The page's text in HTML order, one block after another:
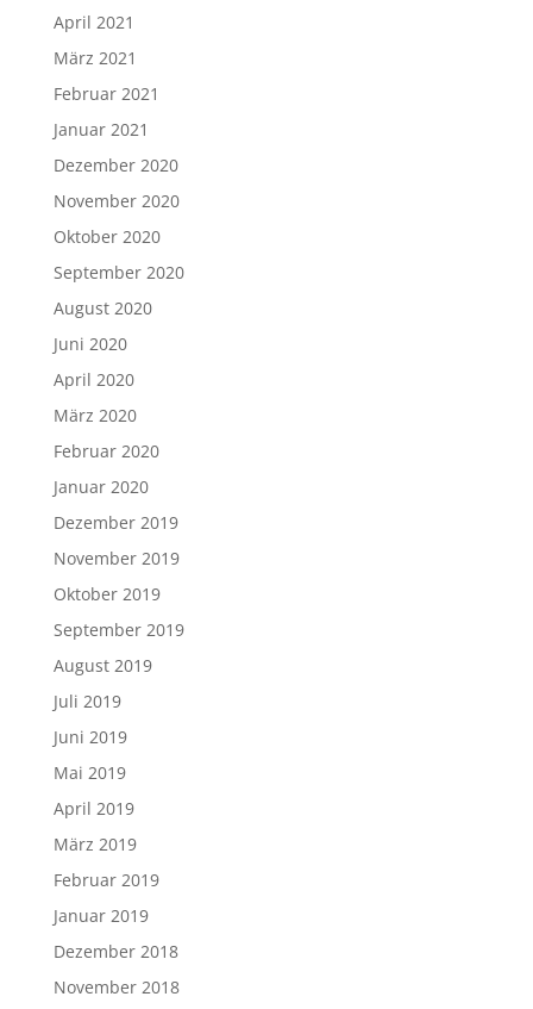
April 2021
März 2021
Februar 2021
Januar 2021
Dezember 2020
November 2020
Oktober 2020
September 2020
August 2020
Juni 2020
April 2020
März 2020
Februar 2020
Januar 2020
Dezember 2019
November 2019
Oktober 2019
September 2019
August 2019
Juli 2019
Juni 2019
Mai 2019
April 2019
März 2019
Februar 2019
Januar 2019
Dezember 2018
November 2018